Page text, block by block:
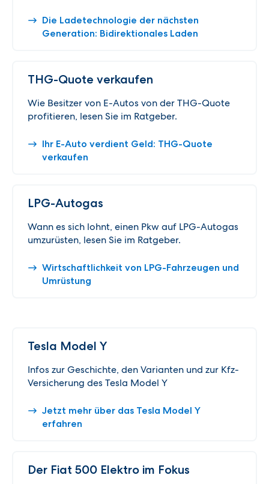
Die Ladetechnologie der nächsten
Generation: Bidirektionales Laden
THG-Quote verkaufen
Wie Besitzer von E-Autos von der THG-Quote
profitieren, lesen Sie im Ratgeber.
Ihr E-Auto verdient Geld: THG-Quote
verkaufen
LPG-Autogas
Wann es sich lohnt, einen Pkw auf LPG-Autogas
umzurüsten, lesen Sie im Ratgeber.
Wirtschaftlichkeit von LPG-Fahrzeugen und
Umrüstung
Tesla Model Y
Infos zur Geschichte, den Varianten und zur Kfz-
Versicherung des Tesla Model Y
Jetzt mehr über das Tesla Model Y
erfahren
Der Fiat 500 Elektro im Fokus